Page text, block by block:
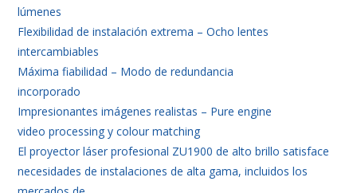
lúmenes
Flexibilidad de instalación extrema – Ocho lentes
intercambiables
Máxima fiabilidad – Modo de redundancia
incorporado
Impresionantes imágenes realistas – Pure engine
video processing y colour matching
El proyector láser profesional ZU1900 de alto brillo satisface
necesidades de instalaciones de alta gama, incluidos los